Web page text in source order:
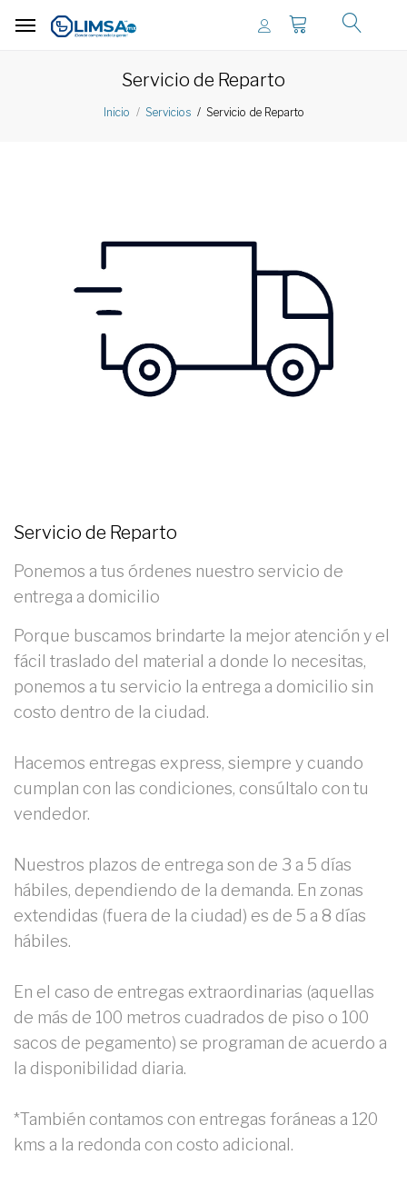
Servicio de Reparto
Inicio Servicios Servicio de Reparto
Servicio de Reparto
Ponemos a tus órdenes nuestro servicio de
entrega a domicilio
Porque buscamos brindarte la mejor atención y el
fácil traslado del material a donde lo necesitas,
ponemos a tu servicio la entrega a domicilio sin
costo dentro de la ciudad.
Hacemos entregas express, siempre y cuando
cumplan con las condiciones, consúltalo con tu
vendedor.
Nuestros plazos de entrega son de 3 a 5 días
hábiles, dependiendo de la demanda. En zonas
extendidas (fuera de la ciudad) es de 5 a 8 días
hábiles.
En el caso de entregas extraordinarias (aquellas
de más de 100 metros cuadrados de piso o 100
sacos de pegamento) se programan de acuerdo a
la disponibilidad diaria.
*También contamos con entregas foráneas a 120
kms a la redonda con costo adicional.